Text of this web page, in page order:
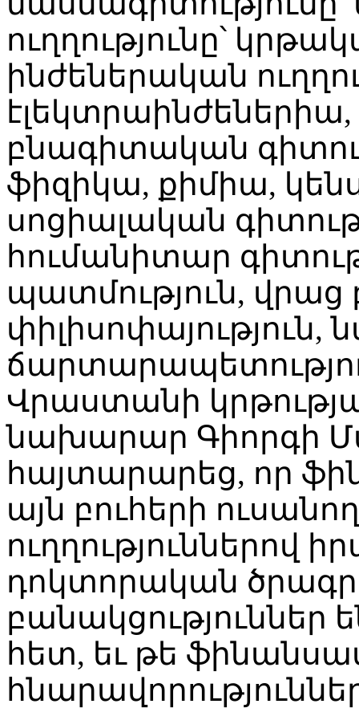
ուղղությունը՝
ինժեներական
էլեկտրաինժեներիա,
բնագիտական
ֆիզիկա, քիմիա,
սոցիալական
հումանիտար
պատմություն, վրաց
փիլիսոփայություն,
Վրաստանի
նախարար Գիորգի
հայտարարեց, որ
այն բուհերի
ուղղություններով
դոկտորական
բանակցություններ
հետ, եւ թե